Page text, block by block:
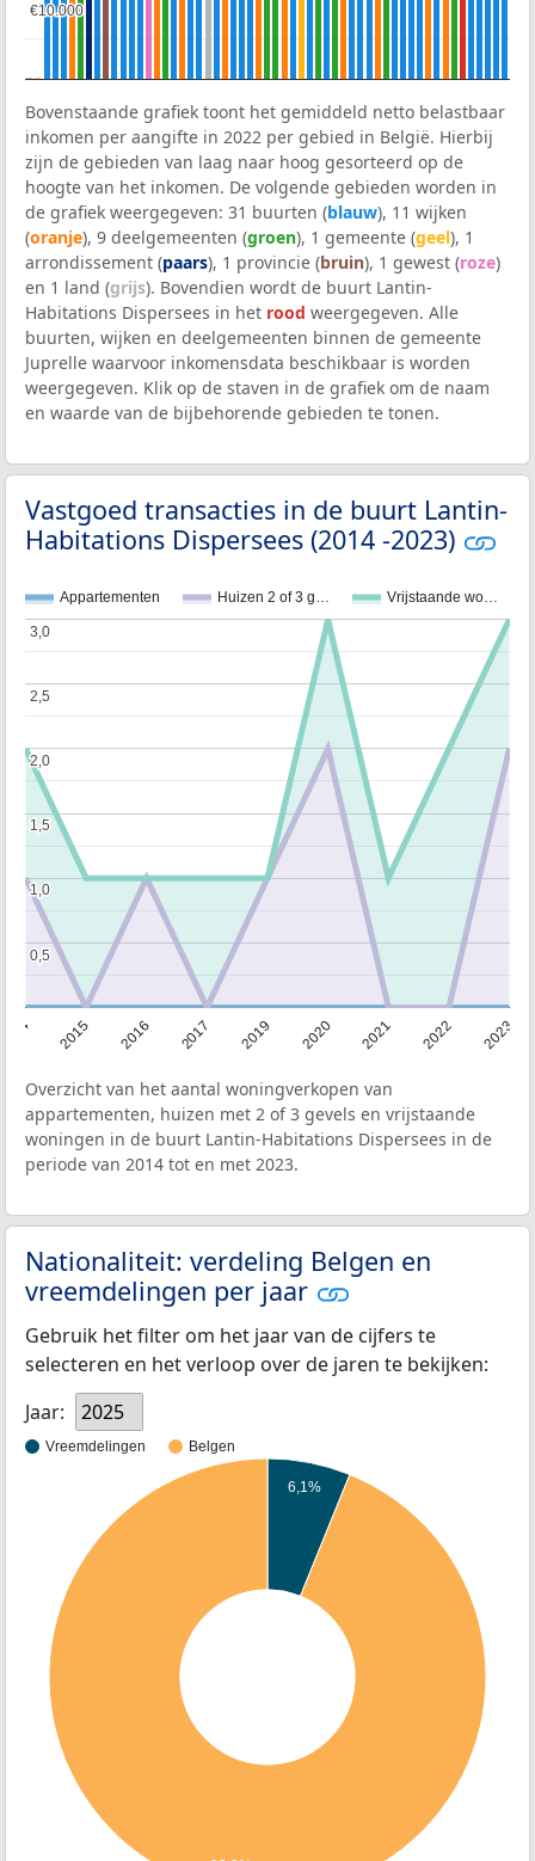
€10.000
€10.000
Bovenstaande grafiek toont het gemiddeld netto belastbaar
inkomen per aangifte in 2022 per gebied in België. Hierbij
zijn de gebieden van laag naar hoog gesorteerd op de
hoogte van het inkomen. De volgende gebieden worden in
de grafiek weergegeven: 31 buurten (blauw), 11 wijken
(oranje), 9 deelgemeenten (groen), 1 gemeente (geel), 1
arrondissement (paars), 1 provincie (bruin), 1 gewest (roze)
en 1 land (grijs). Bovendien wordt de buurt Lantin-
Habitations Dispersees in het rood weergegeven. Alle
buurten, wijken en deelgemeenten binnen de gemeente
Juprelle waarvoor inkomensdata beschikbaar is worden
weergegeven. Klik op de staven in de grafiek om de naam
en waarde van de bijbehorende gebieden te tonen.
Vastgoed transacties in de buurt Lantin-
Habitations Dispersees (2014 -2023)
Appartementen Huizen 2 of 3 g… Vrijstaande wo…
2015 2016 2017 2019 2020 2021 2022 2023
0,5
0,5
1,0
1,0
1,5
1,5
2,0
2,0
2,5
2,5
3,0
3,0
Overzicht van het aantal woningverkopen van
appartementen, huizen met 2 of 3 gevels en vrijstaande
woningen in de buurt Lantin-Habitations Dispersees in de
periode van 2014 tot en met 2023.
Nationaliteit: verdeling Belgen en
vreemdelingen per jaar
Gebruik het filter om het jaar van de cijfers te
selecteren en het verloop over de jaren te bekijken:
Jaar:
2025
Vreemdelingen Belgen
6,1%